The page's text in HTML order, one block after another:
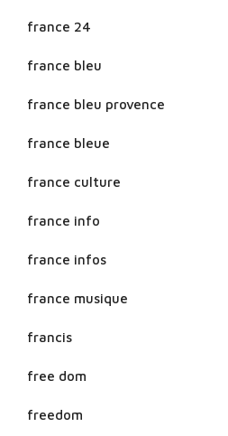
france 24
france bleu
france bleu provence
france bleue
france culture
france info
france infos
france musique
francis
free dom
freedom